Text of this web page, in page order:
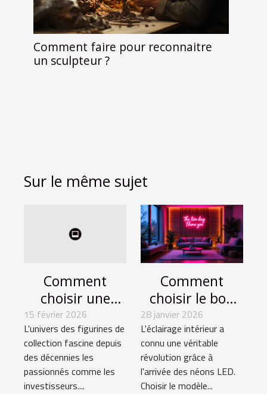
Comment faire pour reconnaitre
un sculpteur ?
Sur le même sujet
Comment
choisir une
figurine de
collection qui
prendra de la
valeur ?
15 février 2026
L'univers des figurines de
collection fascine depuis
des décennies les
passionnés comme les
investisseurs....
Comment
choisir le bon
néon LED à
petit prix pour
votre intérieur ?
28 janvier 2026
L'éclairage intérieur a
connu une véritable
révolution grâce à
l'arrivée des néons LED.
Choisir le modèle...